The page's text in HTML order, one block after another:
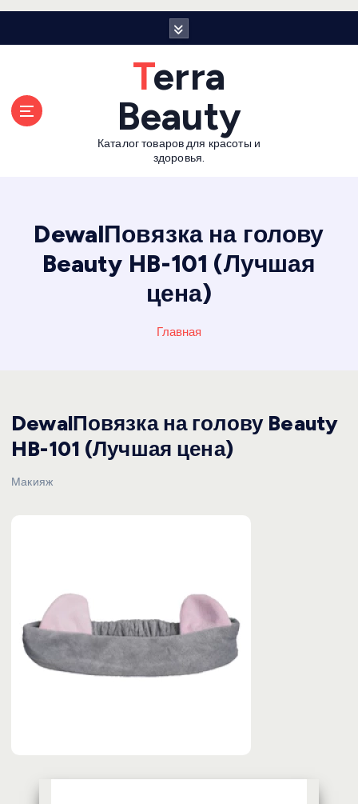
Terra
Beauty
Каталог товаров для красоты и
здоровья.
DewalПовязка на голову
Beauty HB-101 (Лучшая
цена)
Главная
DewalПовязка на голову Beauty
HB-101 (Лучшая цена)
Макияж